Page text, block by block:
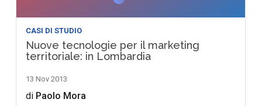
CASI DI STUDIO
Nuove tecnologie per il marketing
territoriale: in Lombardia
13 Nov 2013
di Paolo Mora